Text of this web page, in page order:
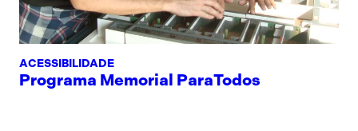
ACESSIBILIDADE
Programa Memorial ParaTodos